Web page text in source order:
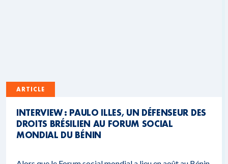
ARTICLE
INTERVIEW : PAULO ILLES, UN DÉFENSEUR DES
DROITS BRÉSILIEN AU FORUM SOCIAL
MONDIAL DU BÉNIN